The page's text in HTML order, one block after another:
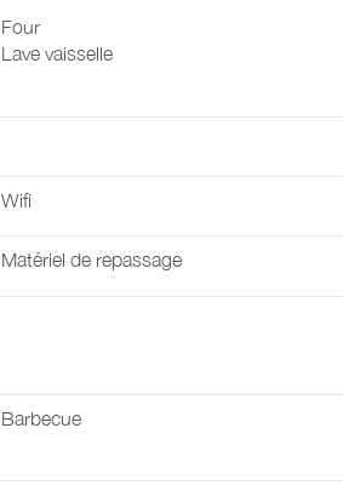
Four
Lave vaisselle
Wifi
Matériel de repassage
Barbecue